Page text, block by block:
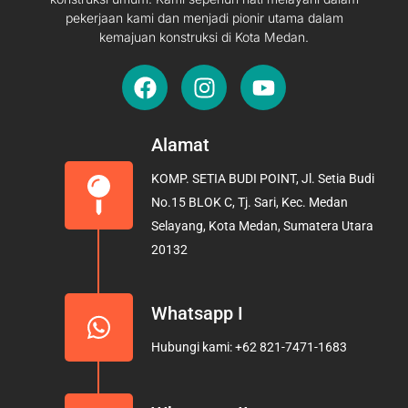
pekerjaan kami dan menjadi pionir utama dalam
kemajuan konstruksi di Kota Medan.
F
a
e
o
o
k
I
n
t
g
r
a
Y
o
b
e
Alamat
KOMP. SETIA BUDI POINT, Jl. Setia Budi
No.15 BLOK C, Tj. Sari, Kec. Medan
Selayang, Kota Medan, Sumatera Utara
20132
Whatsapp I
Hubungi kami: +62 821-7471-1683